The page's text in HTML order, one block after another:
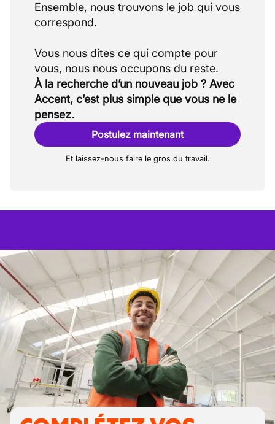
Ensemble, nous trouvons le job qui vous
correspond.
Vous nous dites ce qui compte pour
À la recherche d’un nouveau job ? Avec
Accent, c’est plus simple que vous ne le
pensez.
Postulez maintenant
Et laissez-nous faire le gros du travail.